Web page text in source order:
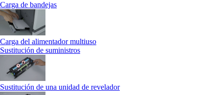
Carga de bandejas
Carga del alimentador multiuso
Sustitución de suministros
Sustitución de una unidad de revelador